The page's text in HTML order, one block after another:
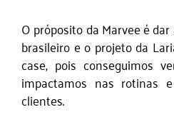
O próposito da Marvee é
brasileiro e o projeto da
case, pois conseguimos
impactamos nas rotinas
clientes.